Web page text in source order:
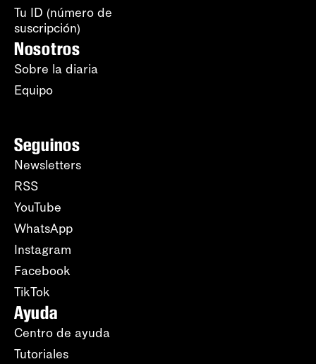
Tu ID (número de
suscripción)
Nosotros
Sobre la diaria
Equipo
Seguinos
Newsletters
RSS
YouTube
WhatsApp
Instagram
Facebook
TikTok
Ayuda
Centro de ayuda
Tutoriales